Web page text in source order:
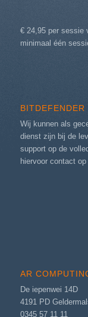
€ 24,95 per sessie
minimaal één
Wij kunnen als
dienst zijn bij de
support op de
hiervoor contact
AR
De iepenwei 14D
4191 PD
0345 57 11 11